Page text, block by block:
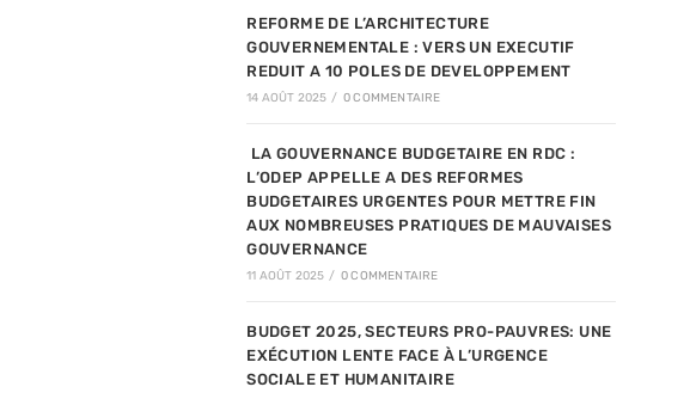
REFORME DE L’ARCHITECTURE
GOUVERNEMENTALE : VERS UN EXECUTIF
REDUIT A 10 POLES DE DEVELOPPEMENT
14 AOÛT 2025 / 0 COMMENTAIRE
LA GOUVERNANCE BUDGETAIRE EN RDC :
L’ODEP APPELLE A DES REFORMES
BUDGETAIRES URGENTES POUR METTRE FIN
AUX NOMBREUSES PRATIQUES DE MAUVAISES
GOUVERNANCE
11 AOÛT 2025 / 0 COMMENTAIRE
BUDGET 2025, SECTEURS PRO-PAUVRES: UNE
EXÉCUTION LENTE FACE À L’URGENCE
SOCIALE ET HUMANITAIRE